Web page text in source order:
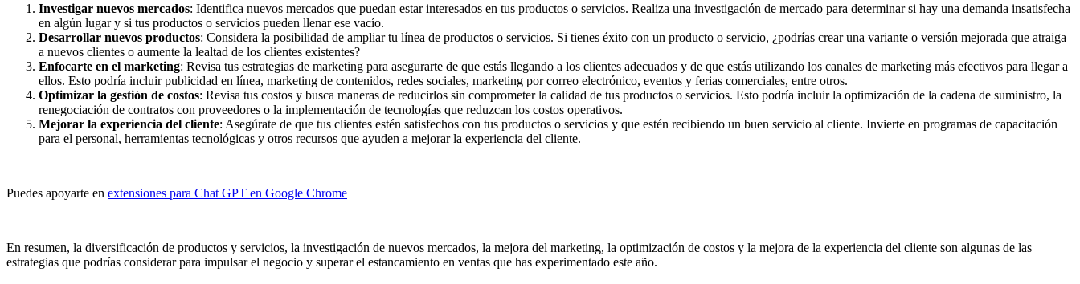
Investigar nuevos mercados: Identifica nuevos mercados que puedan estar interesados en tus productos o servicios. Realiza una investigación de mercado para determinar si hay una demanda insatisfecha
en algún lugar y si tus productos o servicios pueden llenar ese vacío.
Desarrollar nuevos productos: Considera la posibilidad de ampliar tu línea de productos o servicios. Si tienes éxito con un producto o servicio, ¿podrías crear una variante o versión mejorada que atraiga
a nuevos clientes o aumente la lealtad de los clientes existentes?
Enfocarte en el marketing: Revisa tus estrategias de marketing para asegurarte de que estás llegando a los clientes adecuados y de que estás utilizando los canales de marketing más efectivos para llegar a
ellos. Esto podría incluir publicidad en línea, marketing de contenidos, redes sociales, marketing por correo electrónico, eventos y ferias comerciales, entre otros.
Optimizar la gestión de costos: Revisa tus costos y busca maneras de reducirlos sin comprometer la calidad de tus productos o servicios. Esto podría incluir la optimización de la cadena de suministro, la
renegociación de contratos con proveedores o la implementación de tecnologías que reduzcan los costos operativos.
Mejorar la experiencia del cliente: Asegúrate de que tus clientes estén satisfechos con tus productos o servicios y que estén recibiendo un buen servicio al cliente. Invierte en programas de capacitación
para el personal, herramientas tecnológicas y otros recursos que ayuden a mejorar la experiencia del cliente.
Puedes apoyarte en extensiones para Chat GPT en Google Chrome
En resumen, la diversificación de productos y servicios, la investigación de nuevos mercados, la mejora del marketing, la optimización de costos y la mejora de la experiencia del cliente son algunas de las
estrategias que podrías considerar para impulsar el negocio y superar el estancamiento en ventas que has experimentado este año.